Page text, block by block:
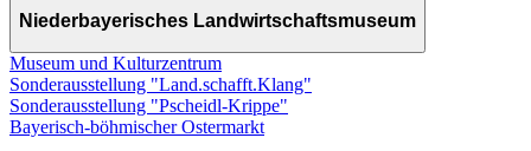
Niederbayerisches Landwirtschaftsmuseum
Museum und Kulturzentrum
Sonderausstellung "Land.schafft.Klang"
Sonderausstellung "Pscheidl-Krippe"
Bayerisch-böhmischer Ostermarkt